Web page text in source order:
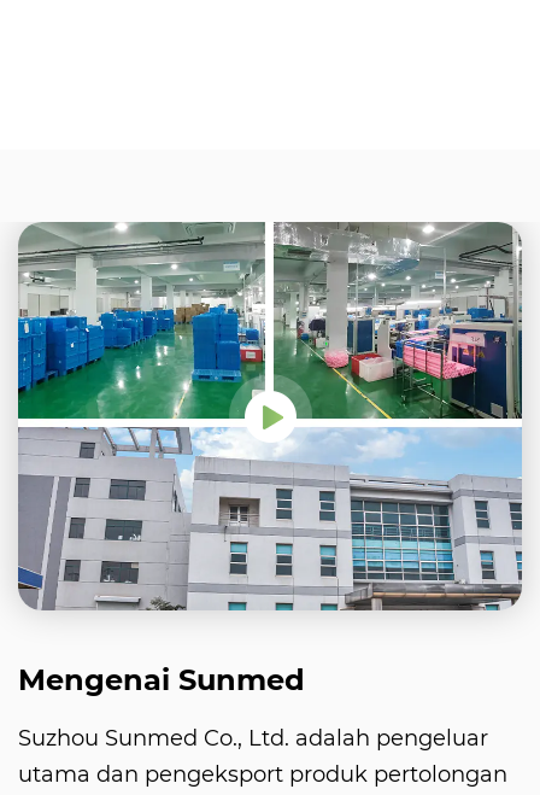
Mengenai Sunmed
Suzhou Sunmed Co., Ltd. adalah pengeluar
utama dan pengeksport produk pertolongan